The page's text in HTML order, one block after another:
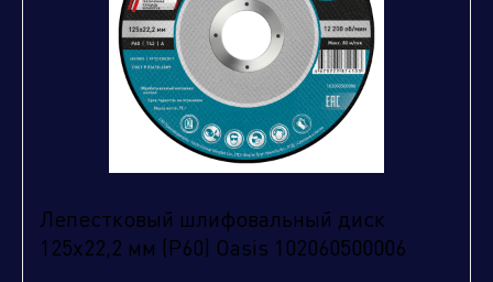
Лепестковый шлифовальный диск
125х22,2 мм (P60) Oasis 102060500006